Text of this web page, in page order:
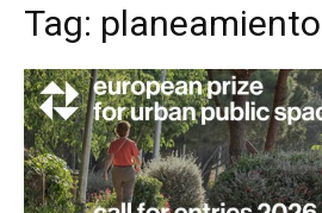
Tag: planeamiento